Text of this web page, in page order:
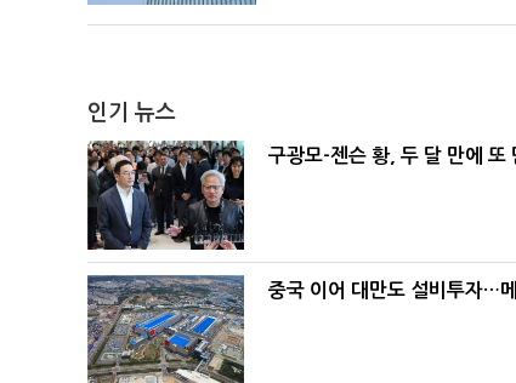
인기 뉴스
구광모-젠슨 황, 두 달 만에 또
중국 이어 대만도 설비투자…메